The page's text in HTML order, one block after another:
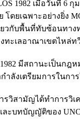
1982 เมื่อวันที่ 6
โดยเฉพาะอย่างยิ่ง
ยวกับพื้นที่ทับซ้อนทาง
ทะเลอาณาเขตไหล่
มีสถานะเป็นก
ำลังเตรียมการในก
วิสามัญได้ทำการวิเ
ะบทบัญญัติของ